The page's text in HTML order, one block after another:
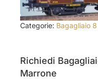
Categorie: Bagagliaio
Richiedi
Marrone